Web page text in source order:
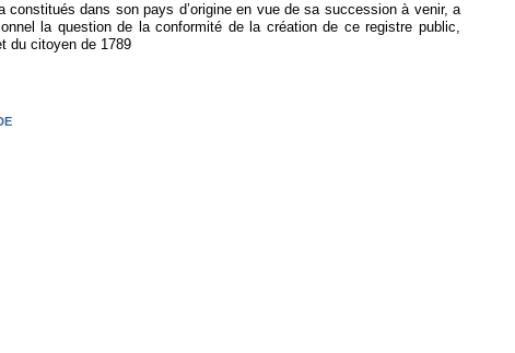
dans son pays d’origine en vue de sa succession à venir, a
la question de la conformité de la création de ce registre public,
du citoyen de 1789